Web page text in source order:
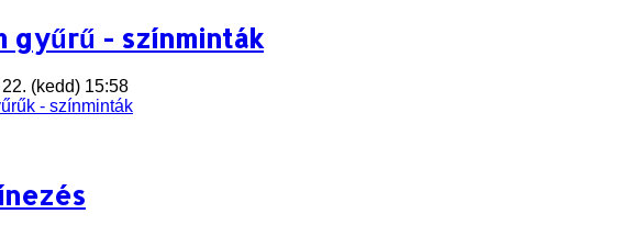
gyűrű - színminták
(kedd) 15:58